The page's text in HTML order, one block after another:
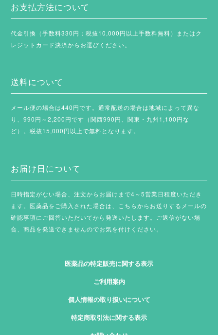
お支払方法について
代金引換（手数料330円；税抜10,000円以上手数料無料）またはク
レジットカード決済からお選びください。
送料について
メール便の場合は440円です。通常配送の場合は地域によって異な
り、990円～2,200円です（関西990円、関東・九州1,100円な
ど）。税抜15,000円以上で無料となります。
お届け日について
日時指定がない場合、注文からお届けまで4～5営業日程度いただき
ます。医薬品をご購入された場合は、こちらからお送りするメールの
確認事項にご回答いただいてから発送いたします。ご返信がない場
合、商品を発送できませんのでお気を付けください。
医薬品の特定販売に関する表示
ご利用案内
個人情報の取り扱いについて
特定商取引法に関する表示